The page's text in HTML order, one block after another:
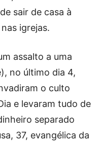
sair de casa à
igrejas.
assalto a uma
no último dia 4,
o culto
e levaram tudo de
separado
37, evangélica da